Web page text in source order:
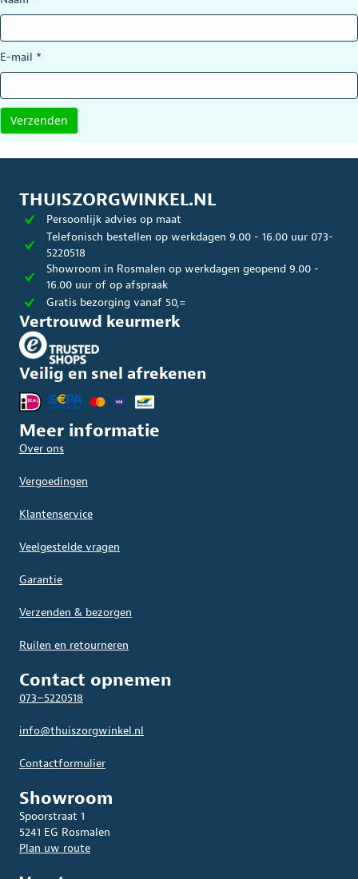
E-mail *
THUISZORGWINKEL.NL
Persoonlijk advies op maat
Telefonisch bestellen op werkdagen 9.00 - 16.00 uur 073-
5220518
Showroom in Rosmalen op werkdagen geopend 9.00 -
16.00 uur of op afspraak
Gratis bezorging vanaf 50,=
Vertrouwd keurmerk
Veilig en snel afrekenen
Meer informatie
Over ons
Vergoedingen
Klantenservice
Veelgestelde vragen
Garantie
Verzenden & bezorgen
Ruilen en retourneren
Contact opnemen
073–5220518
info@thuiszorgwinkel.nl
Contactformulier
Showroom
Spoorstraat 1
5241 EG Rosmalen
Plan uw route